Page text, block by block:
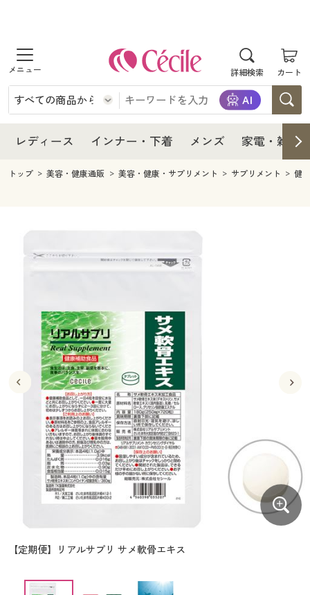
詳細検索 カート
商品を探す
レディース
レディースファッション
インナー・下着
インナー・下着通販すべて
メンズ下着
メンズ
キッチン・雑貨・日用品
家具・収納
寝具・ベッド
カーテン・ラグ・ファブリック
美容・健康通販すべて
美容・健康・サプリメント
制服・スクール
制服・スクールすべて
制服・学生服
ジュニア・ティーンズ下着
大きいサイズ
大きいサイズ通販すべて
大きいサイズ レディース服
大きいサイズ レディース下着
バーゲン
バーゲンセール
シークレットセール
詳細検索
商品カテゴリ一覧
カタログ・チラシからのご注文
デジタルカタログ
レディース インナー・下着 メンズ 家電・雑貨
レディース
レディース通販すべて
レディースファッション
インナー・下着
インナー・下着通販すべて
メンズ
寝具・ベッド
カーテン・ラグ・ファブリック
美容・健康・サプリメント
制服・スクールすべて
制服・学生服
ジュニア・ティーンズ下着
大きいサイズ
大きいサイズ通販すべて
大きいサイズ レディース服
大きいサイズ レディース下着
大きいサイズ メンズ
バーゲン
バーゲンセール
シークレットセール
詳細検索
商品カテゴリ一覧
カタログ
カタログ・チラシからのご注文
カタログ無料プレゼント
トップ 美容・健康通販 美容・健康・サプリメント サプリメント 健
【定期便】リアルサプリ サメ軟骨エキス